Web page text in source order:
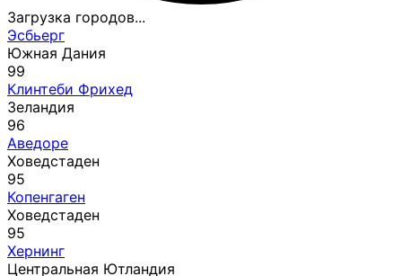
Загрузка городов...
Эсбьерг
Южная Дания
99
Клинтеби Фрихед
Зеландия
96
Аведоре
Ховедстаден
95
Копенгаген
Ховедстаден
95
Хернинг
Центральная Ютландия